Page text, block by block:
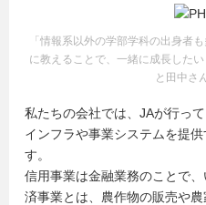
「情報系以外の学部学科の出身者
に教えることで、一緒に成長した
と田中さ
私たちの会社では、JAが行っ
インフラや事業システムを提
す。
信用事業は金融業務のことで
済事業とは、農作物の販売や